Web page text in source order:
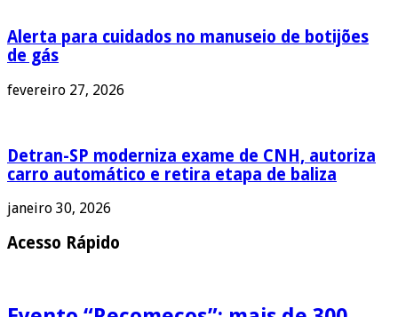
Alerta para cuidados no manuseio de botijões
de gás
fevereiro 27, 2026
Detran-SP moderniza exame de CNH, autoriza
carro automático e retira etapa de baliza
janeiro 30, 2026
Acesso Rápido